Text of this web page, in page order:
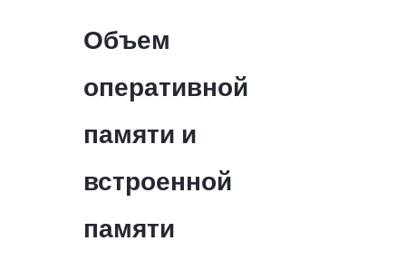
Объем
оперативной
памяти и
встроенной
памяти